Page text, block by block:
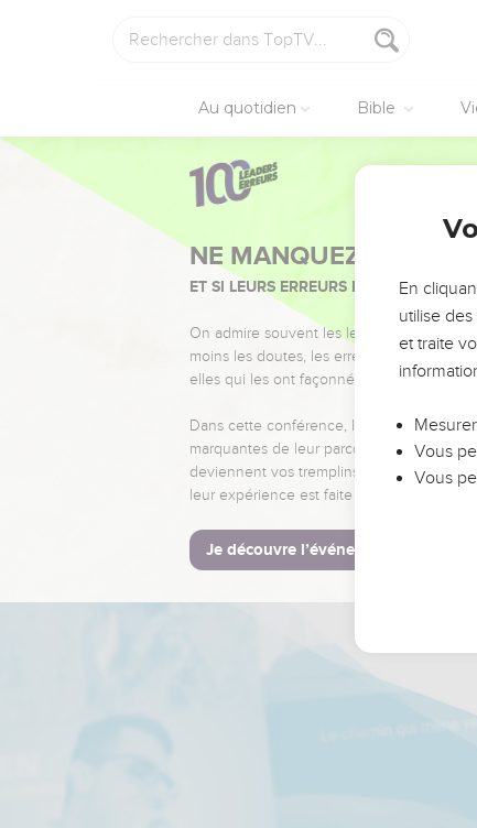
Au quotidien Bible
NE MANQUEZ PAS
ET SI LEURS ERREURS POUVAIENT
On admire souvent les leaders pour leurs
moins les doutes, les erreurs et les
elles qui les ont façonnés.
Dans cette conférence, leaders,
marquantes de leur parcours et les clés
deviennent vos tremplins. Que vous
leur expérience est faite pour vous.
Je découvre l’événement
En
utilise
et traite
Vous
Vous